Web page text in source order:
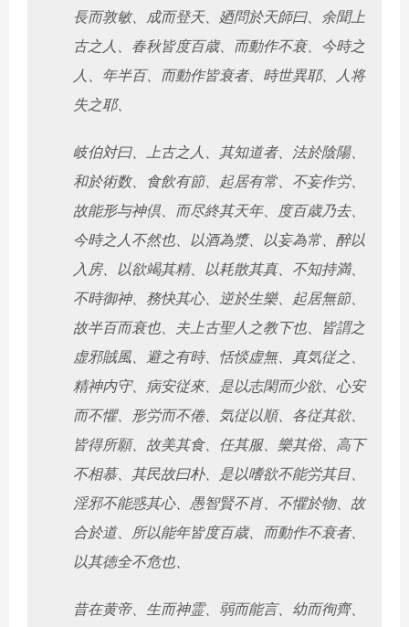
長而敦敏、成而登天、廼問於天師曰、余聞上
古之人、春秋皆度百歳、而動作不衰、今時之
人、年半百、而動作皆衰者、時世異耶、人将
失之耶、
岐伯対曰、上古之人、其知道者、法於陰陽、
和於術数、食飲有節、起居有常、不妄作労、
故能形与神倶、而尽終其天年、度百歳乃去、
今時之人不然也、以酒為漿、以妄為常、醉以
入房、以欲竭其精、以耗散其真、不知持満、
不時御神、務快其心、逆於生樂、起居無節、
故半百而衰也、夫上古聖人之教下也、皆謂之
虚邪賊風、避之有時、恬惔虚無、真気従之、
精神内守、病安従來、是以志閑而少欲、心安
而不懼、形労而不倦、気従以順、各従其欲、
皆得所願、故美其食、任其服、樂其俗、高下
不相慕、其民故曰朴、是以嗜欲不能労其目、
淫邪不能惑其心、愚智賢不肖、不懼於物、故
合於道、所以能年皆度百歳、而動作不衰者、
以其徳全不危也、
昔在黄帝、生而神霊、弱而能言、幼而徇齊、